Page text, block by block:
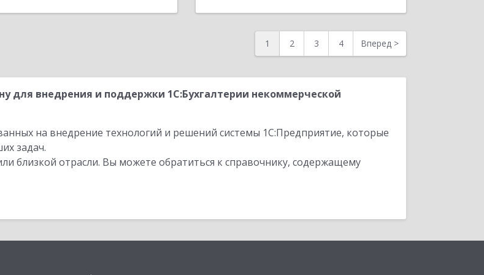
1 2 3 4 Вперед >
для внедрения и поддержки 1С:Бухгалтерии некоммерческой
на внедрение технологий и решений системы 1С:Предприятие, которые
задач.
близкой отрасли. Вы можете обратиться к справочнику, содержащему